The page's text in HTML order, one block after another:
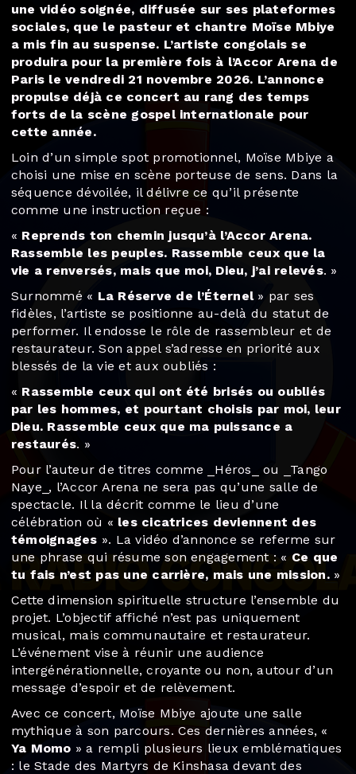
une vidéo soignée, diffusée sur ses plateformes
sociales, que le pasteur et chantre Moïse Mbiye
a mis fin au suspense. L’artiste congolais se
produira pour la première fois à l’Accor Arena de
Paris le vendredi 21 novembre 2026. L’annonce
propulse déjà ce concert au rang des temps
forts de la scène gospel internationale pour
cette année.
Loin d’un simple spot promotionnel, Moïse Mbiye a
choisi une mise en scène porteuse de sens. Dans la
séquence dévoilée, il délivre ce qu’il présente
comme une instruction reçue :
« Reprends ton chemin jusqu’à l’Accor Arena.
Rassemble les peuples. Rassemble ceux que la
vie a renversés, mais que moi, Dieu, j’ai relevés. »
Surnommé « La Réserve de l’Éternel» par ses
fidèles, l’artiste se positionne au-delà du statut de
performer. Il endosse le rôle de rassembleur et de
restaurateur. Son appel s’adresse en priorité aux
blessés de la vie et aux oubliés :
« Rassemble ceux qui ont été brisés ou oubliés
par les hommes, et pourtant choisis par moi, leur
Dieu. Rassemble ceux que ma puissance a
restaurés. »
Pour l’auteur de titres comme _Héros_ ou _Tango
Naye_, l’Accor Arena ne sera pas qu’une salle de
spectacle. Il la décrit comme le lieu d’une
célébration où « les cicatrices deviennent des
témoignages ». La vidéo d’annonce se referme sur
une phrase qui résume son engagement : « Ce que
tu fais n’est pas une carrière, mais une mission.»
Cette dimension spirituelle structure l’ensemble du
projet. L’objectif affiché n’est pas uniquement
musical, mais communautaire et restaurateur.
L’événement vise à réunir une audience
intergénérationnelle, croyante ou non, autour d’un
message d’espoir et de relèvement.
Avec ce concert, Moïse Mbiye ajoute une salle
mythique à son parcours. Ces dernières années, «
Ya Momo » a rempli plusieurs lieux emblématiques
: le Stade des Martyrs de Kinshasa devant des